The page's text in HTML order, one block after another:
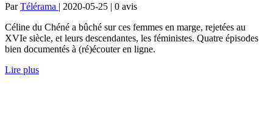
ParTélérama | 2020-05-25 | 0 avis
Céline du Chéné a bûché sur ces femmes en marge, rejetées au
XVIe siècle, et leurs descendantes, les féministes. Quatre épisodes
bien documentés à (ré)écouter en ligne.
Lire plus